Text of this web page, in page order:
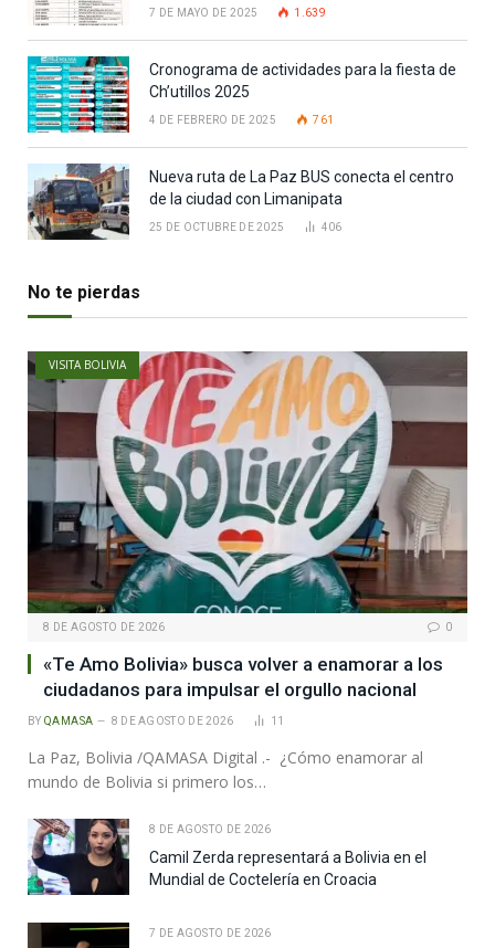
7 DE MAYO DE 2025 1.639
Cronograma de actividades para la fiesta de
Ch’utillos 2025
4 DE FEBRERO DE 2025 761
Nueva ruta de La Paz BUS conecta el centro
de la ciudad con Limanipata
25 DE OCTUBRE DE 2025 406
No te pierdas
VISITA BOLIVIA
8 DE AGOSTO DE 2026 0
«Te Amo Bolivia» busca volver a enamorar a los
ciudadanos para impulsar el orgullo nacional
BY QAMASA 8 DE AGOSTO DE 2026 11
La Paz, Bolivia /QAMASA Digital .- ¿Cómo enamorar al
mundo de Bolivia si primero los…
8 DE AGOSTO DE 2026
Camil Zerda representará a Bolivia en el
Mundial de Coctelería en Croacia
7 DE AGOSTO DE 2026